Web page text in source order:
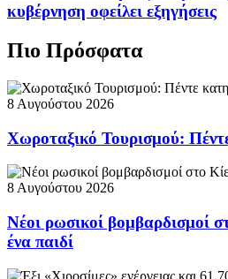
κυβέρνηση οφείλει εξηγήσεις
Πιο Πρόσφατα
8 Αυγούστου 2026
Χωροταξικό Τουρισμού:
8 Αυγούστου 2026
Νέοι ρωσικοί βομβαρδισμοί
ένα παιδί